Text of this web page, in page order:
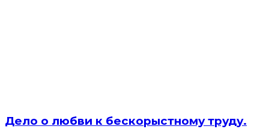
Дело о любви к бескорыстному труду.